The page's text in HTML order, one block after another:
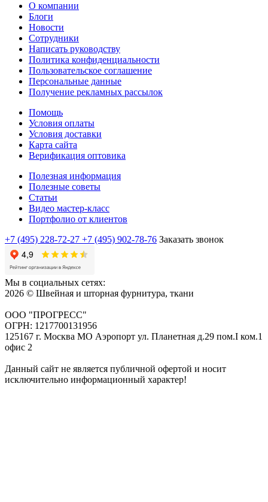
О компании
Блоги
Новости
Сотрудники
Написать руководству
Политика конфиденциальности
Пользовательское соглашение
Персональные данные
Получение рекламных рассылок
Помощь
Условия оплаты
Условия доставки
Карта сайта
Верификация оптовика
Полезная информация
Полезные советы
Статьи
Видео мастер-класс
Портфолио от клиентов
+7 (495) 228-72-27 +7 (495) 902-78-76 Заказать звонок
Мы в социальных сетях:
2026 © Швейная и шторная фурнитура, ткани
ООО "ПРОГРЕСС"
ОГРН: 1217700131956
125167 г. Москва МО Аэропорт ул. Планетная д.29 пом.I ком.1
офис 2
Данный сайт не является публичной офертой и носит
исключительно информационный характер!